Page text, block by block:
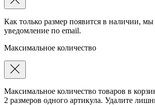
Как только размер появится в наличии,
уведомление по email.
Максимальное количество
Максимальное количество товаров в
2 размеров одного артикула. Удалите